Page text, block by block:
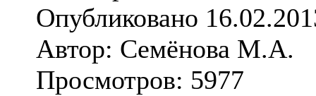
Опубликовано
Автор: Семёнова М.А.
Просмотров: 5977